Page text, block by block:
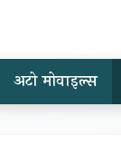
अटो मोवाइल्स